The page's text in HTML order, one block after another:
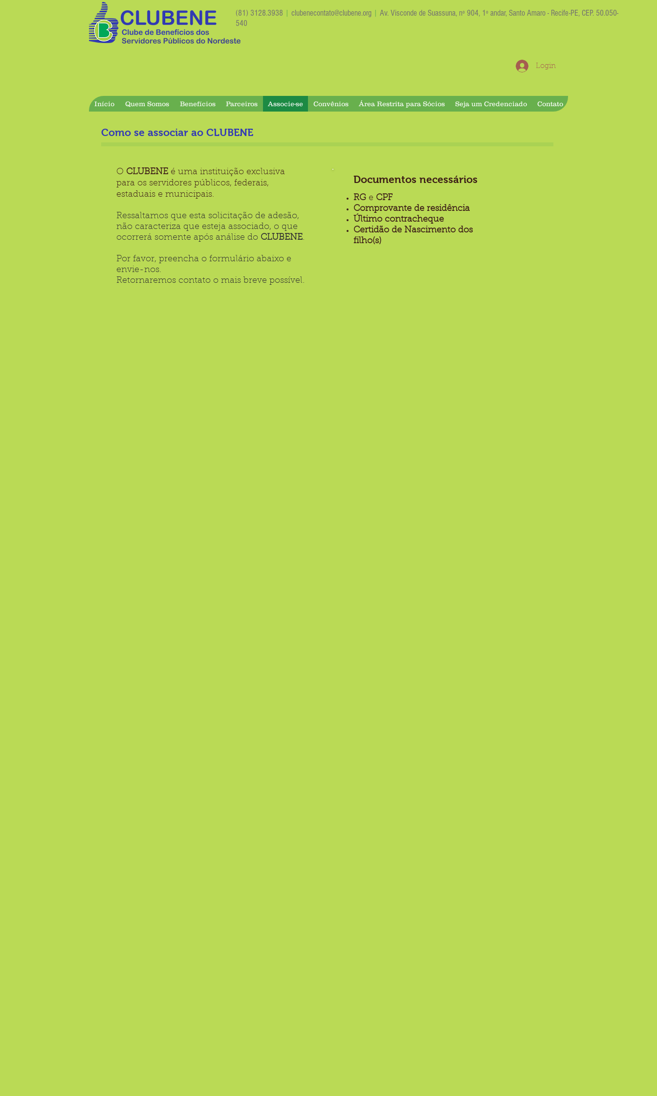
(81) 3128.3938 | clubenecontato@clubene.org | Av. Visconde de Suassuna, nº 904, 1º andar, Santo Amaro - Recife-PE, CEP. 50.050-
540
Login
Início Quem Somos Benefícios Parceiros Associe-se Convênios Área Restrita para Sócios Seja um Credenciado Contato
Como se associar ao CLUBENE
O CLUBENE é uma instituição exclusiva
para os servidores públicos, federais,
estaduais e municipais.
Ressaltamos que esta solicitação de adesão,
não caracteriza que esteja associado, o que
ocorrerá somente após análise do CLUBENE.
Por favor, preencha o formulário abaixo e
envie-nos.
Retornaremos contato o mais breve possível.
Documentos necessários
RG e CPF
Comprovante de residência
Último contracheque
Certidão de Nascimento dos
filho(s)